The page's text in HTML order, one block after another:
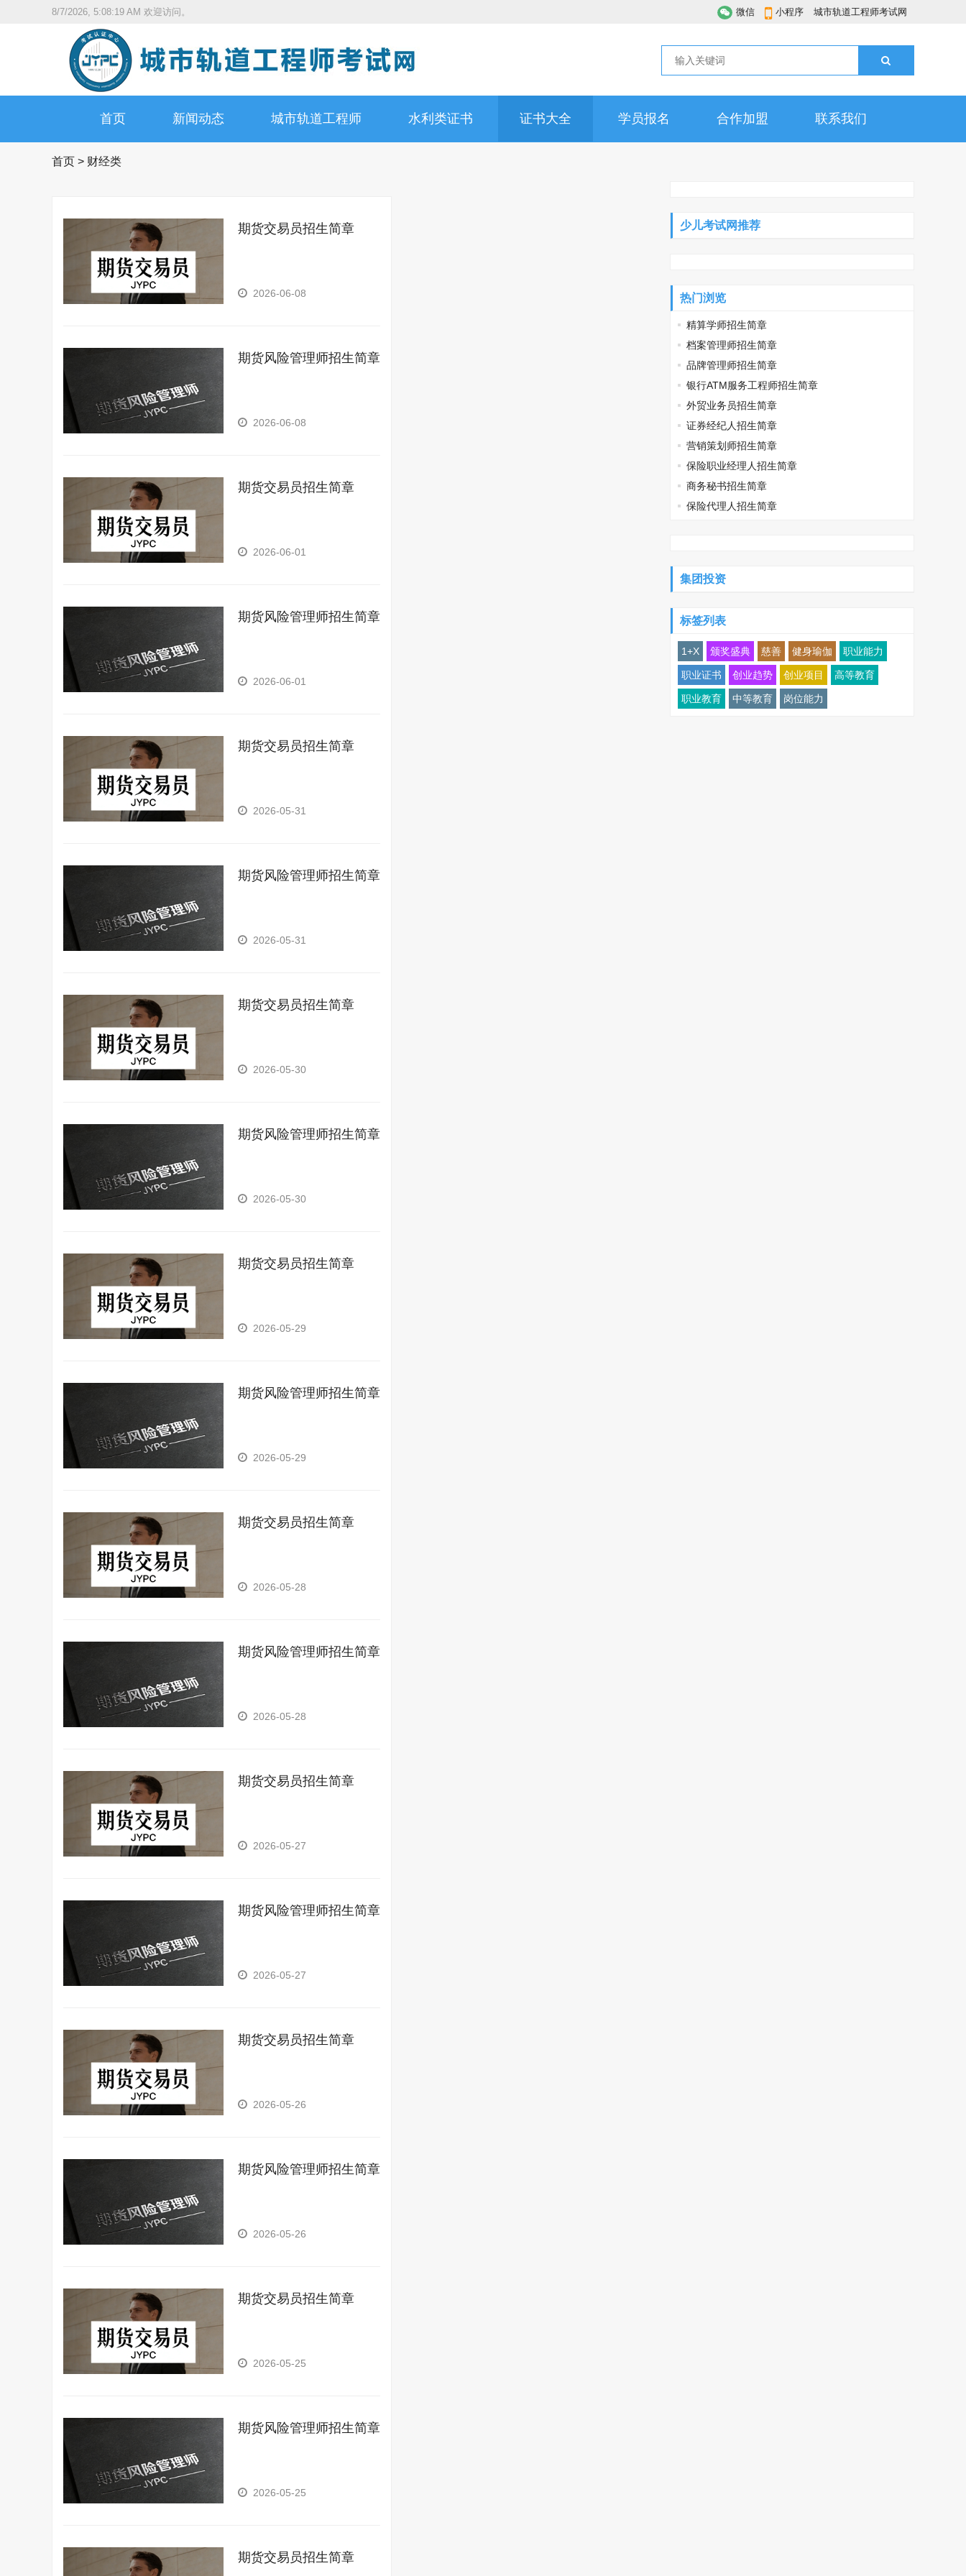
8/7/2026, 5:08:20 AM 欢迎访问。 微信 小程序 城市轨道工程师考试网
首页 新闻动态 城市轨道工程师 水利类证书 证书大全 学员报名 合作加盟 联系我们
首页 > 财经类
期货交易员招生简章
2026-06-08
期货风险管理师招生简章
2026-06-08
期货交易员招生简章
2026-06-01
期货风险管理师招生简章
2026-06-01
期货交易员招生简章
2026-05-31
期货风险管理师招生简章
2026-05-31
期货交易员招生简章
2026-05-30
期货风险管理师招生简章
2026-05-30
期货交易员招生简章
2026-05-29
期货风险管理师招生简章
2026-05-29
期货交易员招生简章
2026-05-28
期货风险管理师招生简章
2026-05-28
期货交易员招生简章
2026-05-27
期货风险管理师招生简章
2026-05-27
期货交易员招生简章
2026-05-26
期货风险管理师招生简章
2026-05-26
期货交易员招生简章
2026-05-25
期货风险管理师招生简章
2026-05-25
期货交易员招生简章
少儿考试网推荐
热门浏览
精算学师招生简章
档案管理师招生简章
品牌管理师招生简章
银行ATM服务工程师招生简章
外贸业务员招生简章
证券经纪人招生简章
营销策划师招生简章
保险职业经理人招生简章
商务秘书招生简章
保险代理人招生简章
集团投资
标签列表
1+X 颁奖盛典 慈善 健身瑜伽 职业能力
职业证书 创业趋势 创业项目 高等教育
职业教育 中等教育 岗位能力